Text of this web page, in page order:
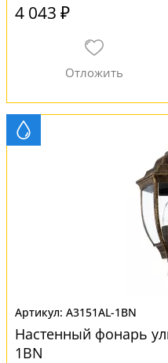
4 043 ₽
A3151AL-1BN
Настенный фонарь
1BN